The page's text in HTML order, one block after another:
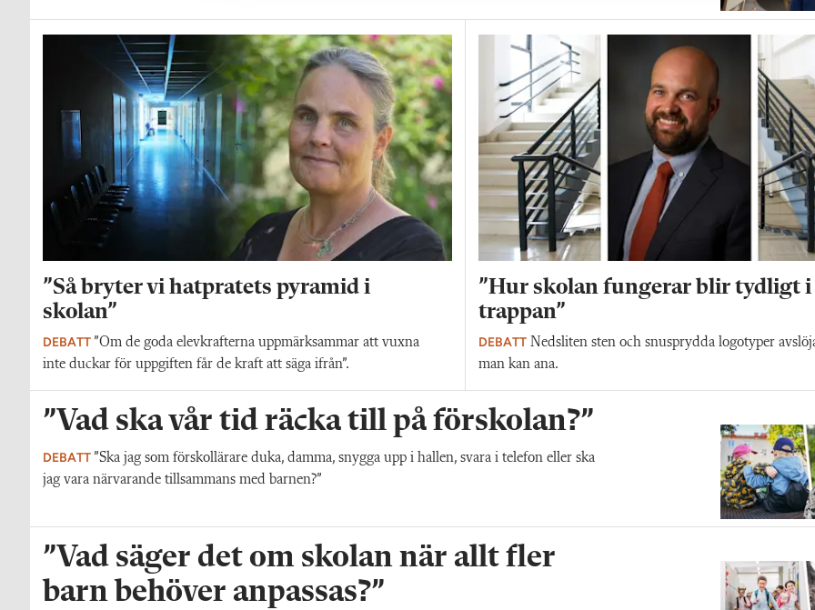
”Så bryter vi hatpratets pyramid i
skolan”
DEBATT ”Om de goda elevkrafterna uppmärksammar att vuxna
inte duckar för uppgiften får de kraft att säga ifrån”.
”Hur skolan fungerar blir tydligt i
trappan”
DEBATT Nedsliten sten och snusprydda logotyper
man kan ana.
”Vad ska vår tid räcka till på förskolan?”
DEBATT ”Ska jag som förskollärare duka, damma, snygga upp i hallen, svara i telefon eller ska
jag vara närvarande tillsammans med barnen?”
”Vad säger det om skolan när allt fler
barn behöver anpassas?”